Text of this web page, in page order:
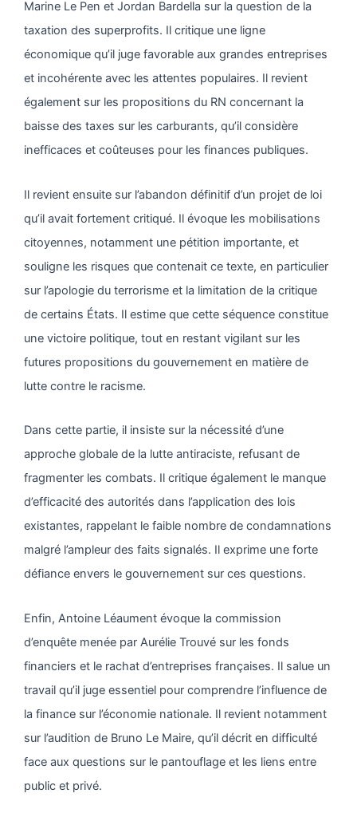
Marine Le Pen et Jordan Bardella sur la question de la
taxation des superprofits. Il critique une ligne
économique qu’il juge favorable aux grandes entreprises
et incohérente avec les attentes populaires. Il revient
également sur les propositions du RN concernant la
baisse des taxes sur les carburants, qu’il considère
inefficaces et coûteuses pour les finances publiques.
Il revient ensuite sur l’abandon définitif d’un projet de loi
qu’il avait fortement critiqué. Il évoque les mobilisations
citoyennes, notamment une pétition importante, et
souligne les risques que contenait ce texte, en particulier
sur l’apologie du terrorisme et la limitation de la critique
de certains États. Il estime que cette séquence constitue
une victoire politique, tout en restant vigilant sur les
futures propositions du gouvernement en matière de
lutte contre le racisme.
Dans cette partie, il insiste sur la nécessité d’une
approche globale de la lutte antiraciste, refusant de
fragmenter les combats. Il critique également le manque
d’efficacité des autorités dans l’application des lois
existantes, rappelant le faible nombre de condamnations
malgré l’ampleur des faits signalés. Il exprime une forte
défiance envers le gouvernement sur ces questions.
Enfin, Antoine Léaument évoque la commission
d’enquête menée par Aurélie Trouvé sur les fonds
financiers et le rachat d’entreprises françaises. Il salue un
travail qu’il juge essentiel pour comprendre l’influence de
la finance sur l’économie nationale. Il revient notamment
sur l’audition de Bruno Le Maire, qu’il décrit en difficulté
face aux questions sur le pantouflage et les liens entre
public et privé.